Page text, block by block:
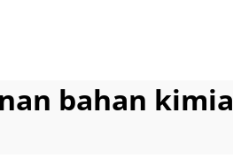
bahan kimia